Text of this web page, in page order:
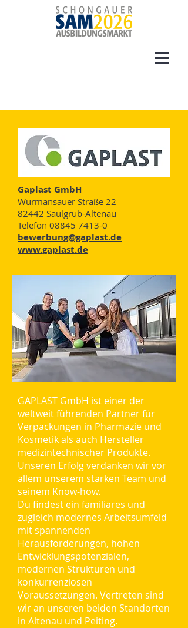
Gaplast GmbH
Wurmansauer Straße 22
82442 Saulgrub-Altenau
Telefon 08845 7413-0
bewerbung@gaplast.de
www.gaplast.de
GAPLAST GmbH ist einer der
weltweit führenden Partner für
Verpackungen in Pharmazie und
Kosmetik als auch Hersteller
medizintechnischer Produkte.
Unseren Erfolg verdanken wir vor
allem unserem starken Team und
seinem Know-how.
Du findest ein familiäres und
zugleich modernes Arbeitsumfeld
mit spannenden
Herausforderungen, hohen
Entwicklungspotenzialen,
modernen Strukturen und
konkurrenzlosen
Voraussetzungen. Vertreten sind
wir an unseren beiden Standorten
in Altenau und Peiting.